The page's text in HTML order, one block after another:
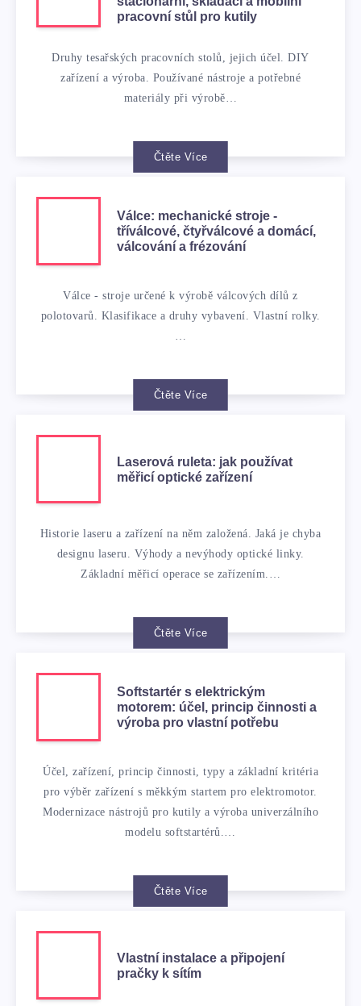
pracovní stůl pro kutily
Druhy tesařských pracovních stolů, jejich účel. DIY
zařízení a výroba. Používané nástroje a potřebné
materiály při výrobě…
Čtěte Více
Válce: mechanické stroje -
tříválcové, čtyřválcové a domácí,
válcování a frézování
Válce - stroje určené k výrobě válcových dílů z
polotovarů. Klasifikace a druhy vybavení. Vlastní rolky.
…
Čtěte Více
Laserová ruleta: jak používat
měřicí optické zařízení
Historie laseru a zařízení na něm založená. Jaká je chyba
designu laseru. Výhody a nevýhody optické linky.
Základní měřicí operace se zařízením.…
Čtěte Více
Softstartér s elektrickým
motorem: účel, princip činnosti a
výroba pro vlastní potřebu
Účel, zařízení, princip činnosti, typy a základní kritéria
pro výběr zařízení s měkkým startem pro elektromotor.
Modernizace nástrojů pro kutily a výroba univerzálního
modelu softstartérů.…
Čtěte Více
Vlastní instalace a připojení
pračky k sítím